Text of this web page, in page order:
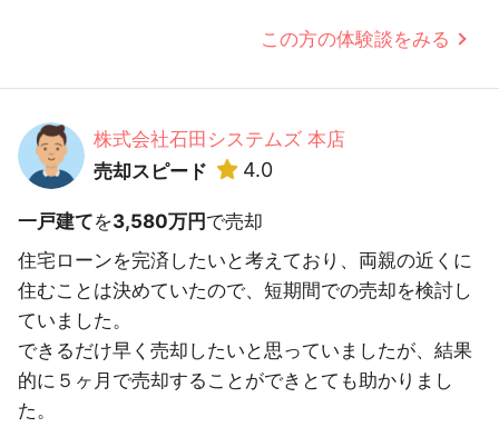
この方の体験談をみる
株式会社石田システムズ 本店
売却スピード
4.0
一戸建てを3,580万円 で売却
住宅ローンを完済したいと考えており、両親の近くに
住むことは決めていたので、短期間での売却を検討し
ていました。
できるだけ早く売却したいと思っていましたが、結果
的に５ヶ月で売却することができとても助かりまし
た。